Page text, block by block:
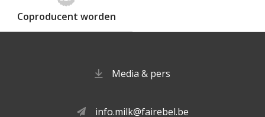
Coproducent worden
Media & pers
info.milk@fairebel.be